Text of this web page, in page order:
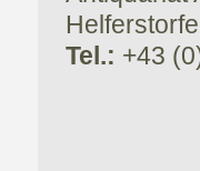
Tel.: +43